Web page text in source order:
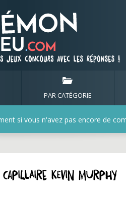
PAR CATÉGORIE
si vous n'avez pas encore de
capillaire Kevin Murphy